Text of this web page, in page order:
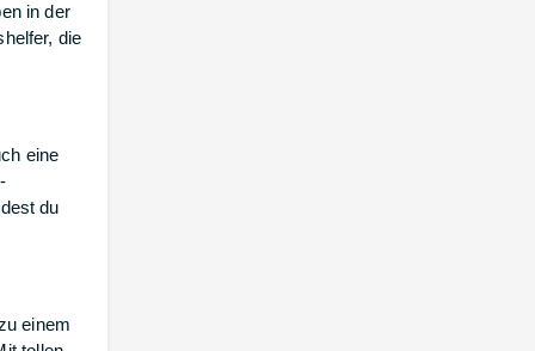
in der
die
eine
du
einem